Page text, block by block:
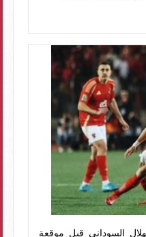
السوداني قبل موقعة